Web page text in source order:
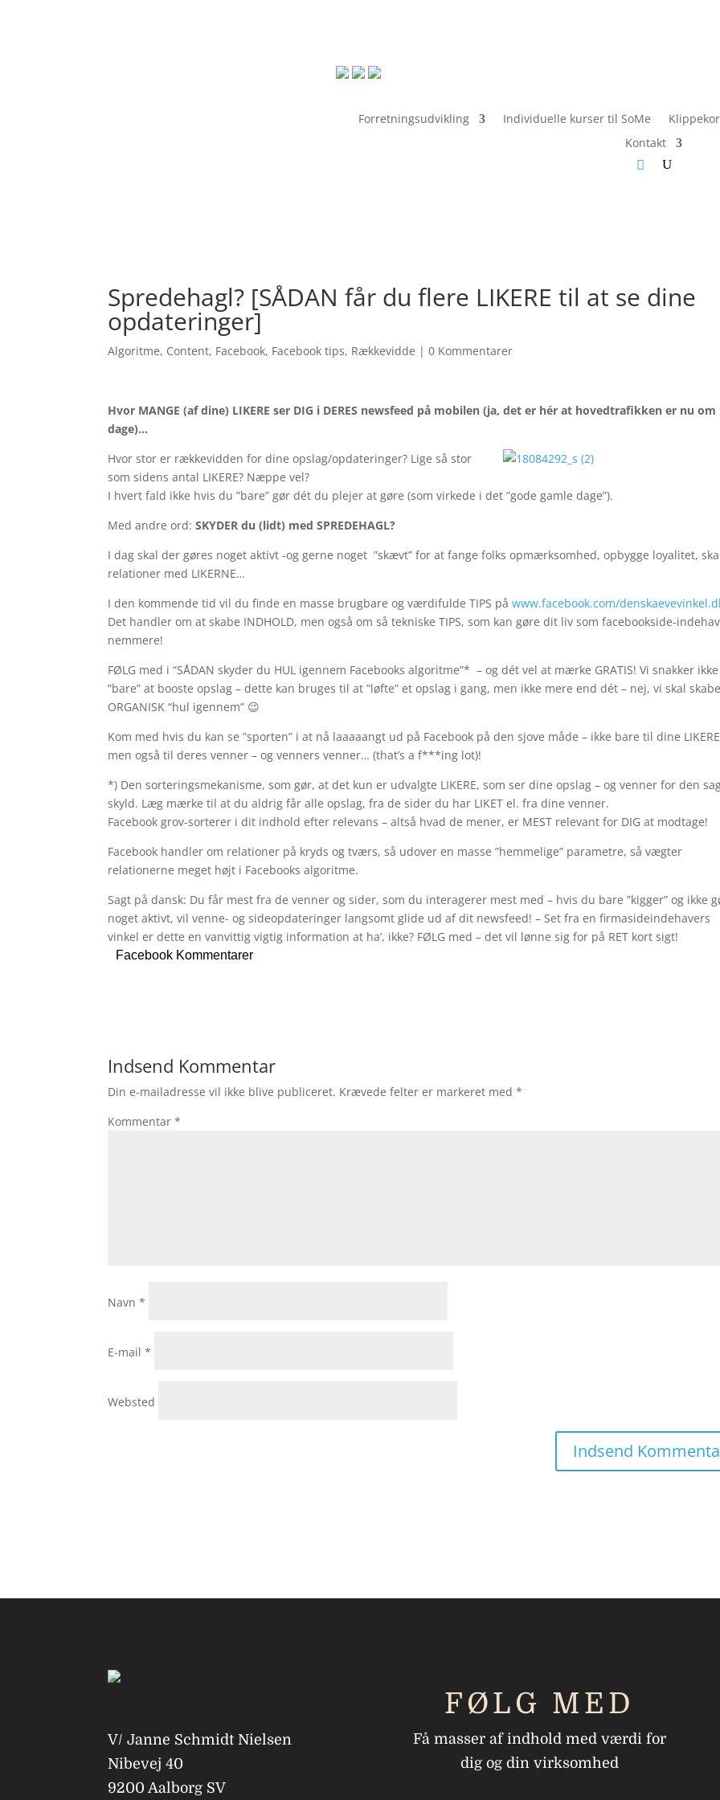
Forretningsudvikling Individuelle kurser til SoMe
Kontakt
Spredehagl? [SÅDAN får du flere LIKERE til at se dine
opdateringer]
Algoritme, Content, Facebook, Facebook tips, Rækkevidde |0 Kommentarer
Hvor MANGE (af dine) LIKERE ser DIG i DERES newsfeed på mobilen (ja, det er hér at hovedtrafikken er nu om
dage)…
Hvor stor er rækkevidden for dine opslag/opdateringer? Lige så stor
som sidens antal LIKERE? Næppe vel?
I hvert fald ikke hvis du ”bare” gør dét du plejer at gøre (som virkede i det ”gode gamle dage”).
Med andre ord:SKYDER du (lidt) med SPREDEHAGL?
I dag skal der gøres noget aktivt -og gerne noget ”skævt” for at fange folks opmærksomhed, opbygge loyalitet,
relationer med LIKERNE…
I den kommende tid vil du finde en masse brugbare og værdifulde TIPS påwww.facebook.com/
Det handler om at skabe INDHOLD, men også om så tekniske TIPS, som kan gøre dit liv som facebookside-
nemmere!
FØLG med i “SÅDAN skyder du HUL igennem Facebooks algoritme”* – og dét vel at mærke GRATIS! Vi snakker
”bare” at booste opslag – dette kan bruges til at ”løfte” et opslag i gang, men ikke mere end dét – nej, vi skal skabe
ORGANISK “hul igennem” 😉
Kom med hvis du kan se ”sporten” i at nå laaaaangt ud på Facebook på den sjove måde – ikke bare til dine
men også til deres venner – og venners venner… (that’s a f***ing lot)!
*) Den sorteringsmekanisme, som gør, at det kun er udvalgte LIKERE, som ser dine opslag – og venner for den
skyld. Læg mærke til at du aldrig får alle opslag, fra de sider du har LIKET el. fra dine venner.
Facebook grov-sorterer i dit indhold efter relevans – altså hvad de mener, er MEST relevant for DIG at modtage!
Facebook handler om relationer på kryds og tværs, så udover en masse ”hemmelige” parametre, så vægter
relationerne meget højt i Facebooks algoritme.
Sagt på dansk: Du får mest fra de venner og sider, som du interagerer mest med – hvis du bare ”kigger” og ikke
noget aktivt, vil venne- og sideopdateringer langsomt glide ud af dit newsfeed! – Set fra en firmasideindehavers
vinkel er dette en vanvittig vigtig information at ha’, ikke? FØLG med – det vil lønne sig for på RET kort sigt!
Facebook Kommentarer
Indsend Kommentar
Din e-mailadresse vil ikke blive publiceret. Krævede felter er markeret med*
Kommentar*
Navn*
E-mail*
Websted
V/ Janne Schmidt Nielsen
Nibevej 40
9200 Aalborg SV
FØLG MED
Få masser af indhold med værdi for
dig og din virksomhed